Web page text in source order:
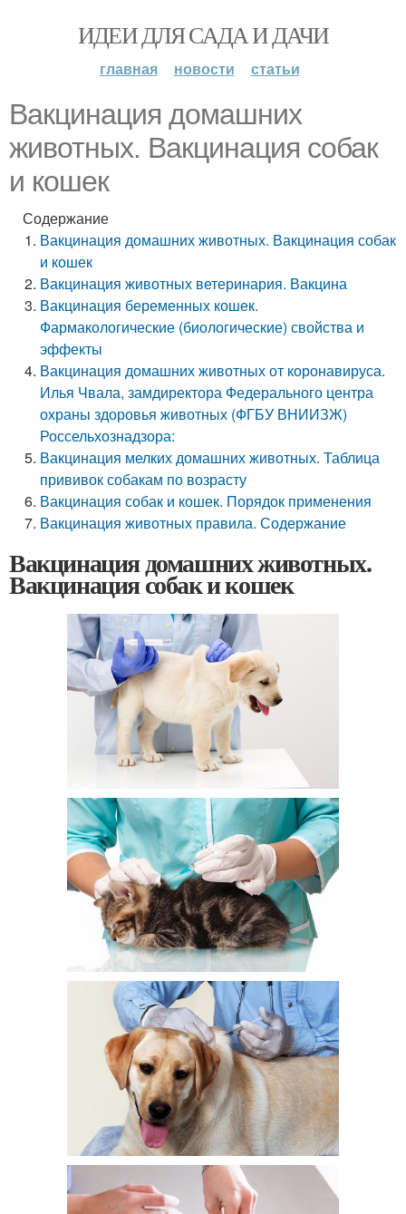
ИДЕИ ДЛЯ САДА И ДАЧИ
главная новости статьи
Вакцинация домашних
животных. Вакцинация собак
и кошек
Содержание
Вакцинация домашних животных. Вакцинация собак
и кошек
Вакцинация животных ветеринария. Вакцина
Вакцинация беременных кошек.
Фармакологические (биологические) свойства и
эффекты
Вакцинация домашних животных от коронавируса.
Илья Чвала, замдиректора Федерального центра
охраны здоровья животных (ФГБУ ВНИИЗЖ)
Россельхознадзора:
Вакцинация мелких домашних животных. Таблица
прививок собакам по возрасту
Вакцинация собак и кошек. Порядок применения
Вакцинация животных правила. Содержание
Вакцинация домашних животных.
Вакцинация собак и кошек